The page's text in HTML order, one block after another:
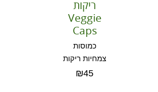
ריקות
Veggie
Caps
כמוסות
צמחיות ריקות
₪45